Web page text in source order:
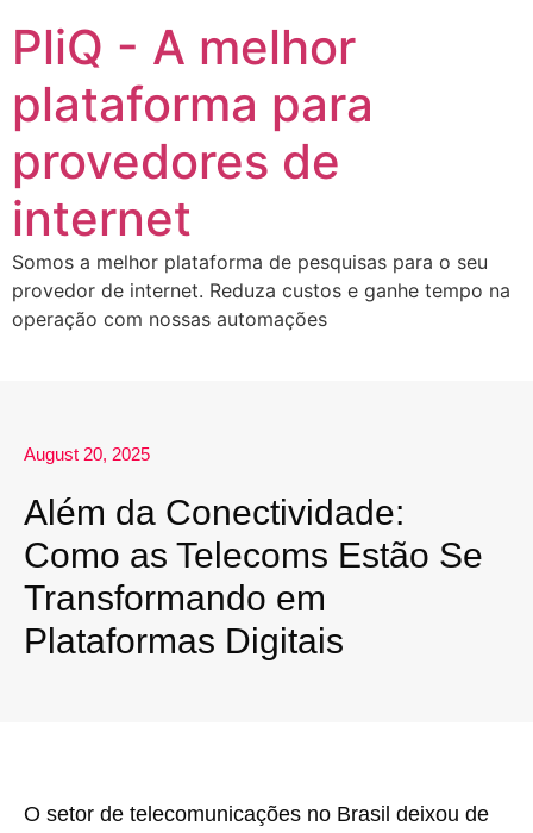
PliQ - A melhor
plataforma para
provedores de
internet
Somos a melhor plataforma de pesquisas para o seu
provedor de internet. Reduza custos e ganhe tempo na
operação com nossas automações
August 20, 2025
Além da Conectividade:
Como as Telecoms Estão Se
Transformando em
Plataformas Digitais
O setor de telecomunicações no Brasil deixou de